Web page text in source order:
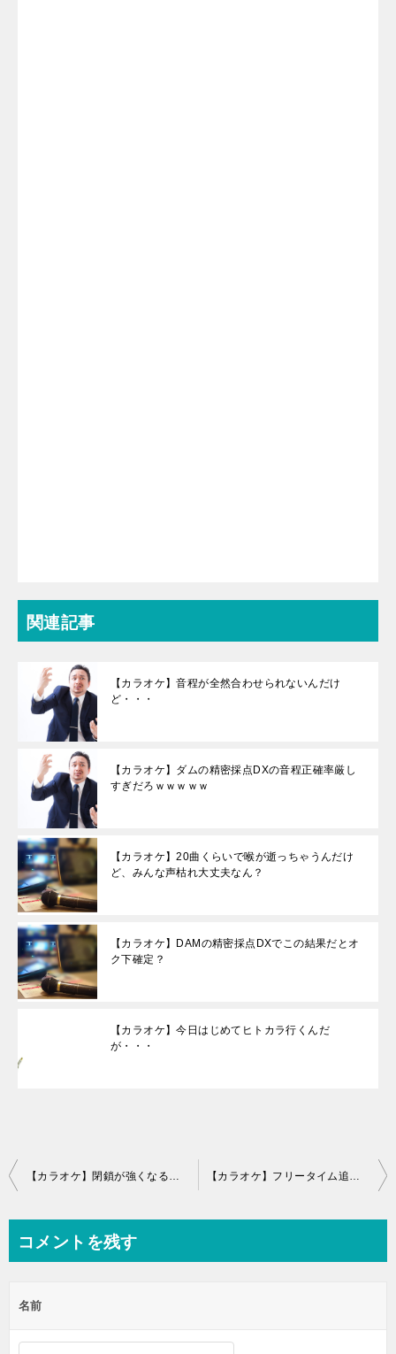
関連記事
【カラオケ】音程が全然合わせられないんだけ
ど・・・
【カラオケ】ダムの精密採点DXの音程正確率厳し
すぎだろｗｗｗｗｗ
【カラオケ】20曲くらいで喉が逝っちゃうんだけ
ど、みんな声枯れ大丈夫なん？
【カラオケ】DAMの精密採点DXでこの結果だとオ
ク下確定？
【カラオケ】今日はじめてヒトカラ行くんだ
が・・・
投
ビ
ー
シ
【カラオケ】閉鎖が強くなると綺麗な裏声がでなくなるよな 【カラオケ】フリータイム追い出し回避の方法ってない？
コメントを残す
名前